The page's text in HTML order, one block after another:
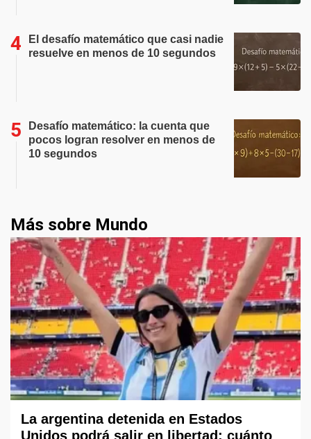
El desafío matemático que casi nadie
resuelve en menos de 10 segundos
Desafío matemático: la cuenta que
pocos logran resolver en menos de
10 segundos
Más sobre Mundo
La argentina detenida en Estados
Unidos podrá salir en libertad: cuánto